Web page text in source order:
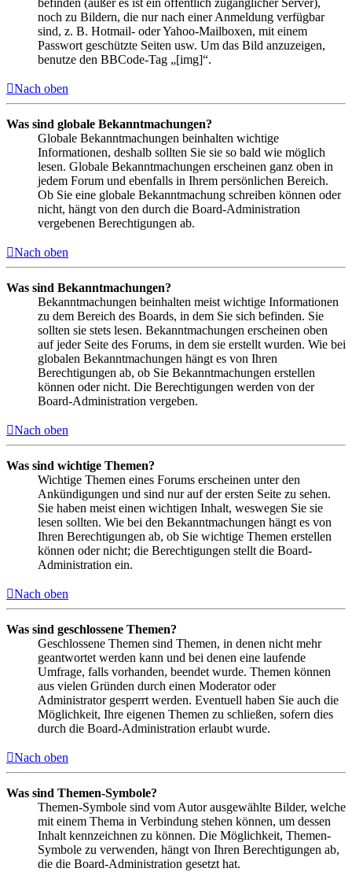
noch zu Bildern, die nur nach einer Anmeldung verfügbar
sind, z. B. Hotmail- oder Yahoo-Mailboxen, mit einem
Passwort geschützte Seiten usw. Um das Bild anzuzeigen,
benutze den BBCode-Tag „[img]“.
Nach oben
Was sind globale Bekanntmachungen?
Globale Bekanntmachungen beinhalten wichtige
Informationen, deshalb sollten Sie sie so bald wie möglich
lesen. Globale Bekanntmachungen erscheinen ganz oben in
jedem Forum und ebenfalls in Ihrem persönlichen Bereich.
Ob Sie eine globale Bekanntmachung schreiben können oder
nicht, hängt von den durch die Board-Administration
vergebenen Berechtigungen ab.
Nach oben
Was sind Bekanntmachungen?
Bekanntmachungen beinhalten meist wichtige Informationen
zu dem Bereich des Boards, in dem Sie sich befinden. Sie
sollten sie stets lesen. Bekanntmachungen erscheinen oben
auf jeder Seite des Forums, in dem sie erstellt wurden. Wie bei
globalen Bekanntmachungen hängt es von Ihren
Berechtigungen ab, ob Sie Bekanntmachungen erstellen
können oder nicht. Die Berechtigungen werden von der
Board-Administration vergeben.
Nach oben
Was sind wichtige Themen?
Wichtige Themen eines Forums erscheinen unter den
Ankündigungen und sind nur auf der ersten Seite zu sehen.
Sie haben meist einen wichtigen Inhalt, weswegen Sie sie
lesen sollten. Wie bei den Bekanntmachungen hängt es von
Ihren Berechtigungen ab, ob Sie wichtige Themen erstellen
können oder nicht; die Berechtigungen stellt die Board-
Administration ein.
Nach oben
Was sind geschlossene Themen?
Geschlossene Themen sind Themen, in denen nicht mehr
geantwortet werden kann und bei denen eine laufende
Umfrage, falls vorhanden, beendet wurde. Themen können
aus vielen Gründen durch einen Moderator oder
Administrator gesperrt werden. Eventuell haben Sie auch die
Möglichkeit, Ihre eigenen Themen zu schließen, sofern dies
durch die Board-Administration erlaubt wurde.
Nach oben
Was sind Themen-Symbole?
Themen-Symbole sind vom Autor ausgewählte Bilder, welche
mit einem Thema in Verbindung stehen können, um dessen
Inhalt kennzeichnen zu können. Die Möglichkeit, Themen-
Symbole zu verwenden, hängt von Ihren Berechtigungen ab,
die die Board-Administration gesetzt hat.